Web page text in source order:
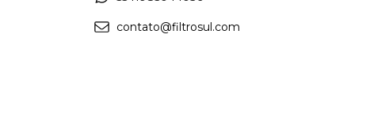
contato@filtrosul.com